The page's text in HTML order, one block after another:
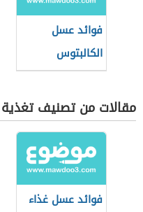
فوائد عسل
الكالبتوس
مقالات من تصنيف تغذية
فوائد عسل غذاء